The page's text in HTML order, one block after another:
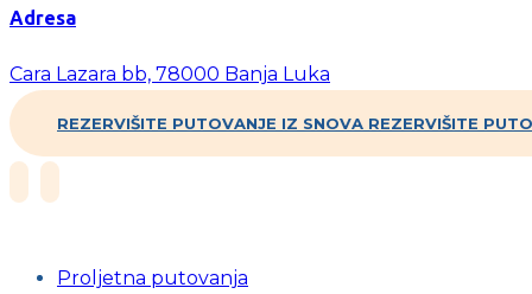
Adresa
Cara Lazara bb, 78000 Banja Luka
REZERVIŠITE PUTOVANJE IZ SNOVA REZERVIŠITE
Proljetna putovanja